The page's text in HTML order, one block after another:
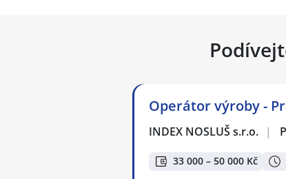
Operátor výroby -
INDEX NOSLUŠ s.r.o. |
33 000 – 50 000 Kč